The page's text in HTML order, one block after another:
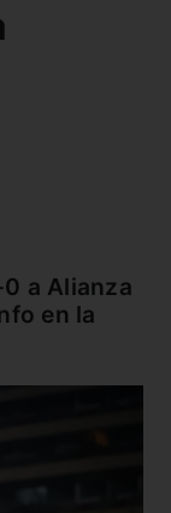
a Alianza
en la